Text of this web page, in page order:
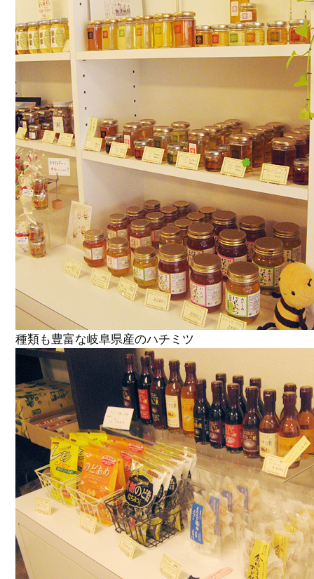
種類も豊富な岐阜県産のハチミツ